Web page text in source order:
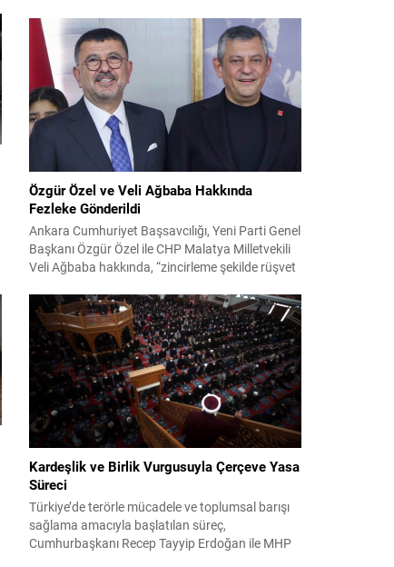
göstererek 76.080.000 ons seviyesine ulaştı. Bu
artış, Çin’in aylık alımlarında yıl içinde dikkat
çeken bir yükselişi temsil ediyor. Temmuz...
Özgür Özel ve Veli Ağbaba Hakkında
Fezleke Gönderildi
Ankara Cumhuriyet Başsavcılığı, Yeni Parti Genel
Başkanı Özgür Özel ile CHP Malatya Milletvekili
Veli Ağbaba hakkında, “zincirleme şekilde rüşvet
Adalet Bakanlığı’na sevk etti. Fezlekeler, 31 Mart
2024 yerel seçimleri ve 4-5 Kasım 2023’teki CHP
38. Olağan Kurultayı sürecine ilişkin iddiaları
kapsıyor. Daha önce Antalya ve İstanbul...
Kardeşlik ve Birlik Vurgusuyla Çerçeve Yasa
Süreci
Türkiye’de terörle mücadele ve toplumsal barışı
sağlama amacıyla başlatılan süreç,
Cumhurbaşkanı Recep Tayyip Erdoğan ile MHP